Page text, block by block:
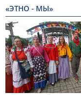
«ЭТНО - МЫ»